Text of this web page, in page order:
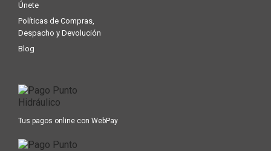
Únete
Políticas de Compras,
Despacho y Devolución
Blog
Tus pagos online con WebPay